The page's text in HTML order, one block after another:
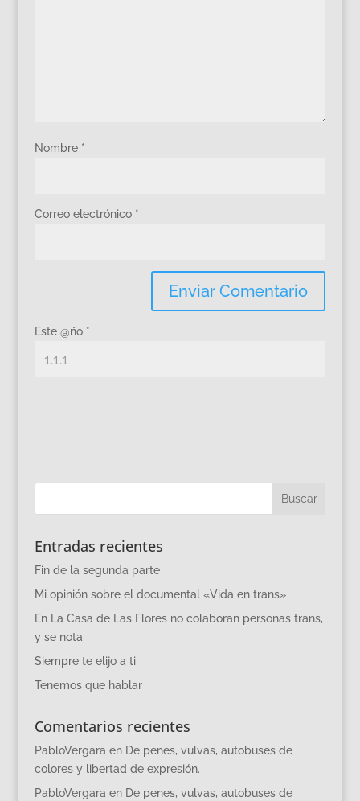
Nombre *
Correo electrónico *
Este @ño *
Entradas recientes
Fin de la segunda parte
Mi opinión sobre el documental «Vida en trans»
En La Casa de Las Flores no colaboran personas trans,
y se nota
Siempre te elijo a ti
Tenemos que hablar
Comentarios recientes
PabloVergara en De penes, vulvas, autobuses de
colores y libertad de expresión.
PabloVergara en De penes, vulvas, autobuses de